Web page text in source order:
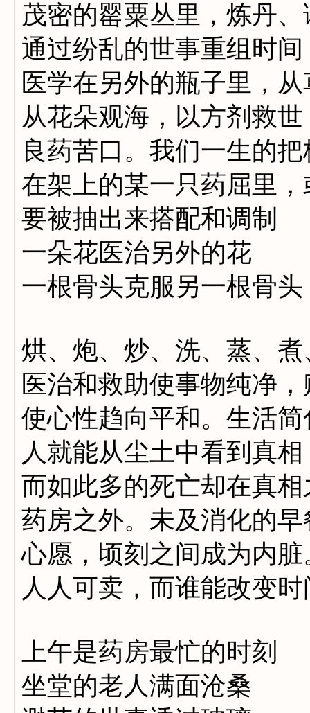
茂密的罂粟丛里，炼丹、
通过纷乱的世事重组时间
医学在另外的瓶子里，
从花朵观海，以方剂救世
良药苦口。我们一生的把
在架上的某一只药屈里
要被抽出来搭配和调制
一朵花医治另外的花
一根骨头克服另一根骨头
烘、炮、炒、洗、蒸、
医治和救助使事物纯净
使心性趋向平和。生活
人就能从尘土中看到真相
而如此多的死亡却在真相
药房之外。未及消化的
心愿，顷刻之间成为内脏
人人可卖，而谁能改变
上午是药房最忙的时刻
坐堂的老人满面沧桑